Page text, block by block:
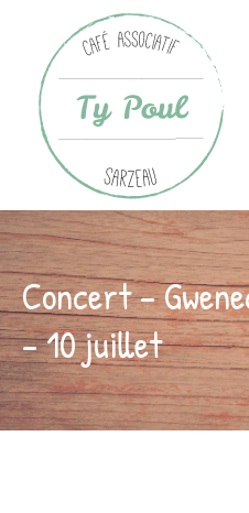
Concert –
– 10 juillet